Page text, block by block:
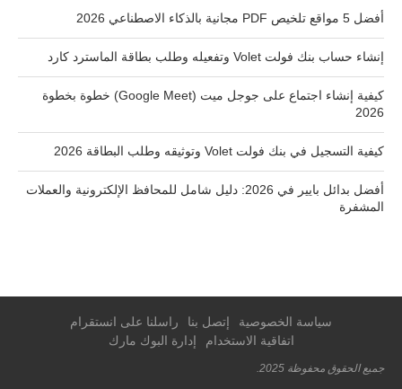
أفضل 5 مواقع تلخيص PDF مجانية بالذكاء الاصطناعي 2026
إنشاء حساب بنك فولت Volet وتفعيله وطلب بطاقة الماسترد كارد
كيفية إنشاء اجتماع على جوجل ميت (Google Meet) خطوة بخطوة
2026
كيفية التسجيل في بنك فولت Volet وتوثيقه وطلب البطاقة 2026
أفضل بدائل بايير في 2026: دليل شامل للمحافظ الإلكترونية والعملات
المشفرة
سياسة الخصوصية إتصل بنا
راسلنا على انستقرام
اتفاقية الاستخدام
إدارة البوك مارك
جميع الحقوق محفوظة 2025.